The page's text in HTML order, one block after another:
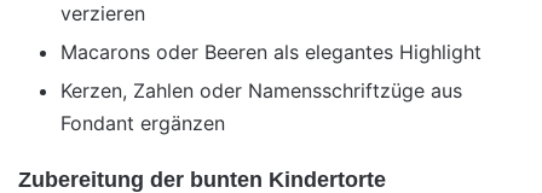
verzieren
Macarons oder Beeren als elegantes Highlight
Kerzen, Zahlen oder Namensschriftzüge aus
Fondant ergänzen
Zubereitung der bunten Kindertorte